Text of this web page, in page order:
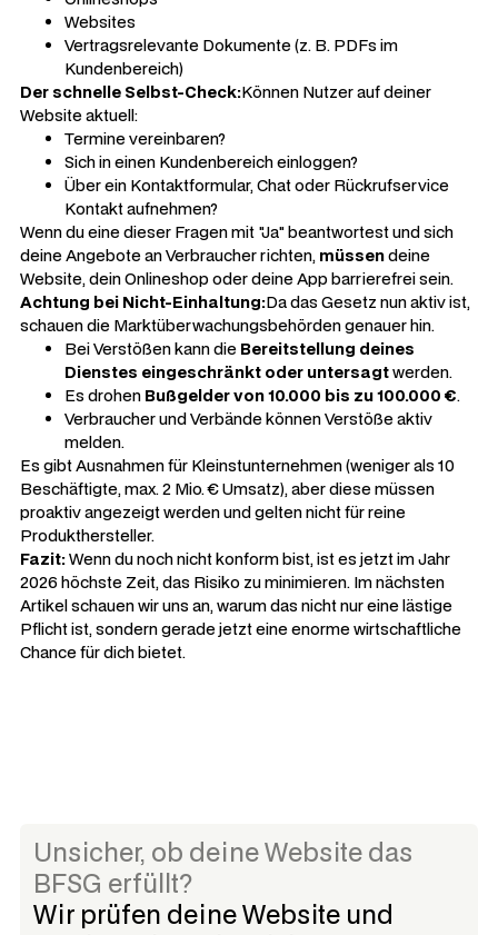
Websites
Vertragsrelevante Dokumente (z. B. PDFs im
Kundenbereich)
Der schnelle Selbst-Check:Können Nutzer auf deiner
Website aktuell:
Termine vereinbaren?
Sich in einen Kundenbereich einloggen?
Über ein Kontaktformular, Chat oder Rückrufservice
Kontakt aufnehmen?
Wenn du eine dieser Fragen mit "Ja" beantwortest und sich
deine Angebote an Verbraucher richten, müssendeine
Website, dein Onlineshop oder deine App barrierefrei sein.
Achtung bei Nicht-Einhaltung:Da das Gesetz nun aktiv ist,
schauen die Marktüberwachungsbehörden genauer hin.
Bei Verstößen kann die Bereitstellung deines
Dienstes eingeschränkt oder untersagtwerden.
Es drohen Bußgelder von 10.000 bis zu 100.000 €.
Verbraucher und Verbände können Verstöße aktiv
melden.
Es gibt Ausnahmen für Kleinstunternehmen (weniger als 10
Beschäftigte, max. 2 Mio. € Umsatz), aber diese müssen
proaktiv angezeigt werden und gelten nicht für reine
Produkthersteller.
Fazit:Wenn du noch nicht konform bist, ist es jetzt im Jahr
2026 höchste Zeit, das Risiko zu minimieren. Im nächsten
Artikel schauen wir uns an, warum das nicht nur eine lästige
Pflicht ist, sondern gerade jetzt eine enorme wirtschaftliche
Chance für dich bietet.
Unsicher, ob deine Website das
BFSG erfüllt?
Wir prüfen deine Website und